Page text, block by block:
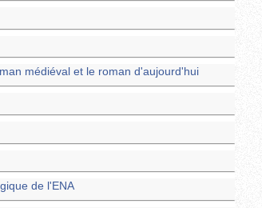
médiéval et le roman d'aujourd'hui
de l'ENA